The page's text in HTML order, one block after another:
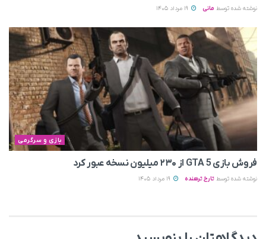
نوشته شده توسط مانی
بازی و سرگرمی
فروش بازی GTA 5 از ۲۳۰ میلیون نسخه عبور کرد
نوشته شده توسط تارخ ترهنده